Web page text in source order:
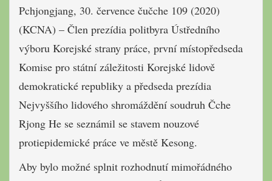
Pchjongjang, 30. července čučche 109 (2020)
(KCNA) – Člen prezídia politbyra Ústředního
výboru Korejské strany práce, první místopředseda
Komise pro státní záležitosti Korejské lidově
demokratické republiky a předseda prezídia
Nejvyššího lidového shromáždění soudruh Čche
Rjong He se seznámil se stavem nouzové
protiepidemické práce ve městě Kesong.
Aby bylo možné splnit rozhodnutí mimořádného